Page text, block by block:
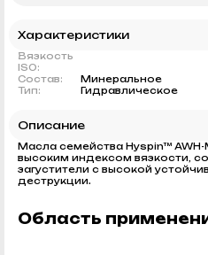
Характеристики
Вязкость
ISO:
Состав:
Минеральное
Тип:
Гидравлическое
Описание
Масла семейства Hyspin™
высоким индексом вязкости,
загустители с высокой
деструкции.
Область